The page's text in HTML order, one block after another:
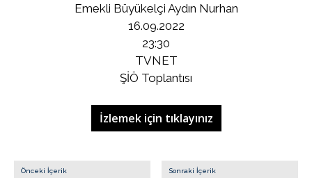
Emekli Büyükelçi Aydın Nurhan
16.09.2022
23:30
TVNET
ŞİÖ Toplantısı
İzlemek için tıklayınız
Önceki İçerik Sonraki İçerik